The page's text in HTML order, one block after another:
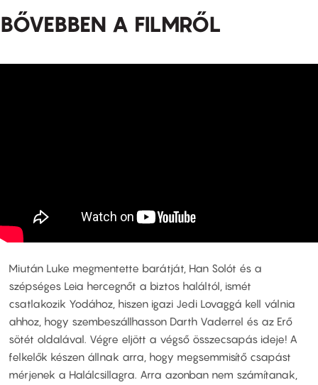
BŐVEBBEN A FILMRŐL
Miután Luke megmentette barátját, Han Solót és a
szépséges Leia hercegnőt a biztos haláltól, ismét
csatlakozik Yodához, hiszen igazi Jedi Lovaggá kell válnia
ahhoz, hogy szembeszállhasson Darth Vaderrel és az Erő
sötét oldalával. Végre eljött a végső összecsapás ideje! A
felkelők készen állnak arra, hogy megsemmisítő csapást
mérjenek a Halálcsillagra. Arra azonban nem számítanak,